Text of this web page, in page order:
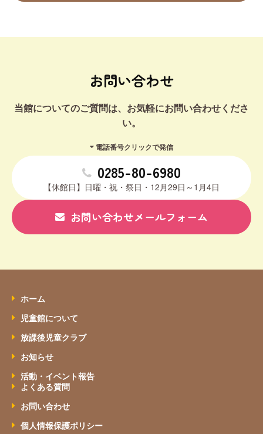
お問い合わせ
当館についてのご質問は、お気軽にお問い合わせくださ
い。
電話番号クリックで発信
0285-80-6980
【休館日】日曜・祝・祭日・12月29日～1月4日
お問い合わせメールフォーム
ホーム
児童館について
放課後児童クラブ
お知らせ
活動・イベント報告
よくある質問
お問い合わせ
個人情報保護ポリシー